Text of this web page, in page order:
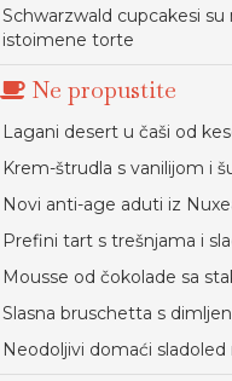
Schwarzwald cupcakesi su
istoimene torte
Ne propustite
Lagani desert u čaši od
Krem-štrudla s vanilijom i
Novi anti-age aduti iz
Prefini tart s trešnjama i
Mousse od čokolade sa
Slasna bruschetta s
Neodoljivi domaći